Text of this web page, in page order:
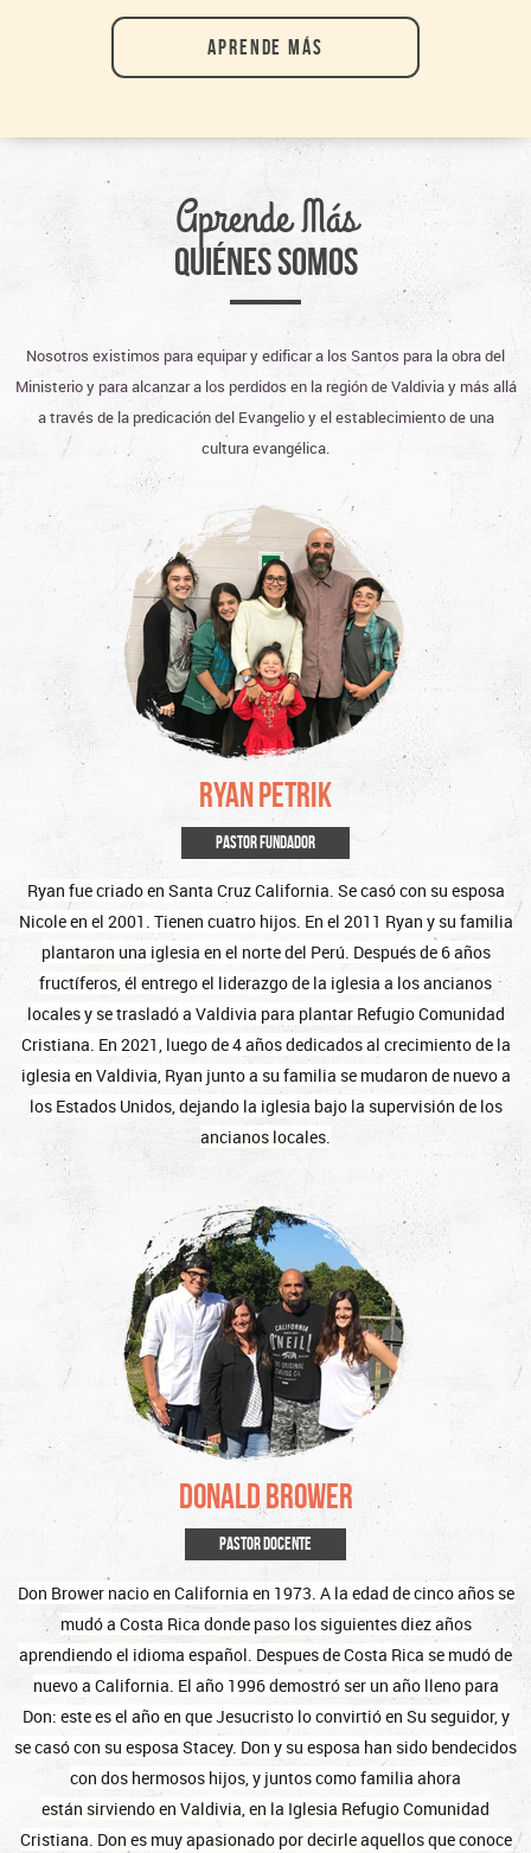
APRENDE MÁS
Aprende Más
QUIÉNES SOMOS
Nosotros existimos para equipar y edificar a los Santos para la obra del
Ministerio y para alcanzar a los perdidos en la región de Valdivia y más allá
a través de la predicación del Evangelio y el establecimiento de una
cultura evangélica.
ryan petrik
PASTOR FUNDADOR
Ryan fue criado en Santa Cruz California. Se casó con su esposa
Nicole en el 2001. Tienen cuatro hijos. En el 2011 Ryan y su familia
plantaron una iglesia en el norte del Perú. Después de 6 años
fructíferos, él entrego el liderazgo de la iglesia a los ancianos
locales y se trasladó a Valdivia para plantar Refugio Comunidad
Cristiana. En 2021, luego de 4 años dedicados al crecimiento de la
iglesia en Valdivia, Ryan junto a su familia se mudaron de nuevo a
los Estados Unidos, dejando la iglesia bajo la supervisión de los
ancianos locales.
Donald Brower
PASTOR DOCENTE
Don Brower nacio en California en 1973. A la edad de cinco años se
mudó a Costa Rica donde paso los siguientes diez años
aprendiendo el idioma español. Despues de Costa Rica se mudó de
nuevo a California. El año 1996 demostró ser un año lleno para
Don: este es el año en que Jesucristo lo convirtió en Su seguidor, y
se casó con su esposa Stacey. Don y su esposa han sido bendecidos
con dos hermosos hijos, y juntos como familia ahora
están sirviendo en Valdivia, en la Iglesia Refugio Comunidad
Cristiana. Don es muy apasionado por decirle aquellos que conoce